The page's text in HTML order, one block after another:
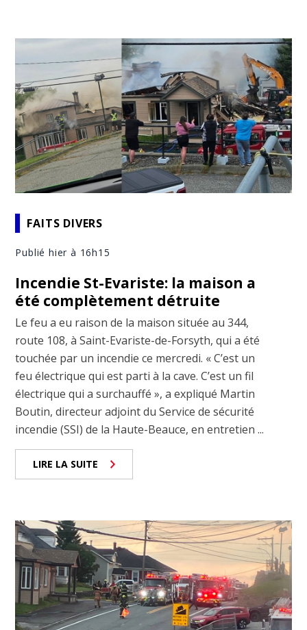
FAITS DIVERS
Publié hier à 16h15
Incendie St-Evariste: la maison a
été complètement détruite
Le feu a eu raison de la maison située au 344,
route 108, à Saint-Evariste-de-Forsyth, qui a été
touchée par un incendie ce mercredi. « C’est un
feu électrique qui est parti à la cave. C’est un fil
électrique qui a surchauffé », a expliqué Martin
Boutin, directeur adjoint du Service de sécurité
incendie (SSI) de la Haute-Beauce, en entretien ...
LIRE LA SUITE